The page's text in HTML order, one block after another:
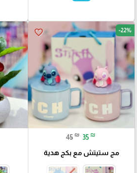
favorite_border -22%
45 ₪ 35 ₪
مج ستيتش مع بكج هدية